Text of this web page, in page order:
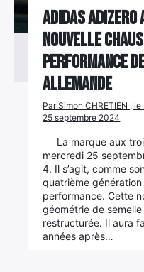
Adidas Adizero
nouvelle
performance
allemande
Par Simon CHRETIEN ,
25 septembre 2024
La marque aux
mercredi 25
4. Il s’agit, comme
quatrième
performance. Cette
géométrie de
restructurée. Il aura
années après…